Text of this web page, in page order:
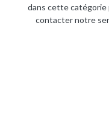
dans cette catégorie
contacter notre